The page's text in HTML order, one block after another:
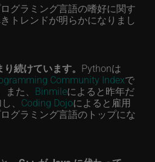
グラミング言語の嗜好に関す
トレンドが明らかになりまし
続けています。 Pythonは
Community Indexで
た、 Binmileによると昨年だ
、 Coding Dojoによると雇用
グラミング言語のトップにな